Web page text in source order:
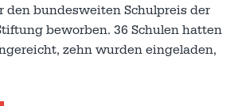
den bundesweiten Schulpreis der
beworben. 36 Schulen hatten
zehn wurden eingeladen,